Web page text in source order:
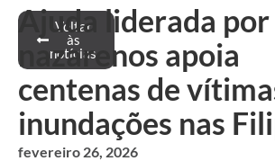
Voltar
às
notícias
Ajuda liderada por
nazarenos apoia
centenas de
inundações nas
fevereiro 26, 2026